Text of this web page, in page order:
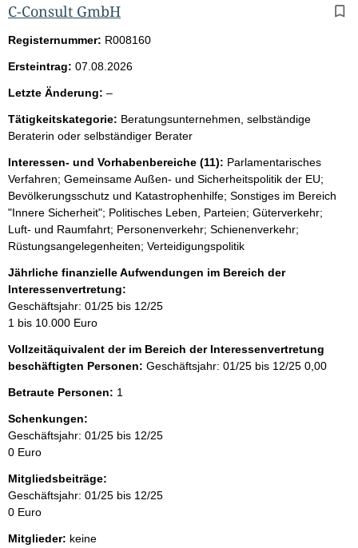
C-Consult GmbH
Registernummer: R008160
Ersteintrag: 07.08.2026
Letzte Änderung: –l
e
r
Tätigkeitskategorie: Beratungsunternehmen, selbständige
Beraterin oder selbständiger Berater
Interessen- und Vorhabenbereiche (11): Parlamentarisches
Verfahren; Gemeinsame Außen- und Sicherheitspolitik der EU;
Bevölkerungsschutz und Katastrophenhilfe; Sonstiges im Bereich
"Innere Sicherheit"; Politisches Leben, Parteien; Güterverkehr;
Luft- und Raumfahrt; Personenverkehr; Schienenverkehr;
Rüstungsangelegenheiten; Verteidigungspolitik
Jährliche finanzielle Aufwendungen im Bereich der
Interessenvertretung:
Geschäftsjahr: 01/25 bis 12/25
1 bis 10.000 Euro
Vollzeitäquivalent der im Bereich der Interessenvertretung
beschäftigten Personen: Geschäftsjahr: 01/25 bis 12/25 0,00
Betraute Personen: 1
Schenkungen:
Geschäftsjahr: 01/25 bis 12/25
0 Euro
Mitgliedsbeiträge:
Geschäftsjahr: 01/25 bis 12/25
0 Euro
Mitglieder: keine